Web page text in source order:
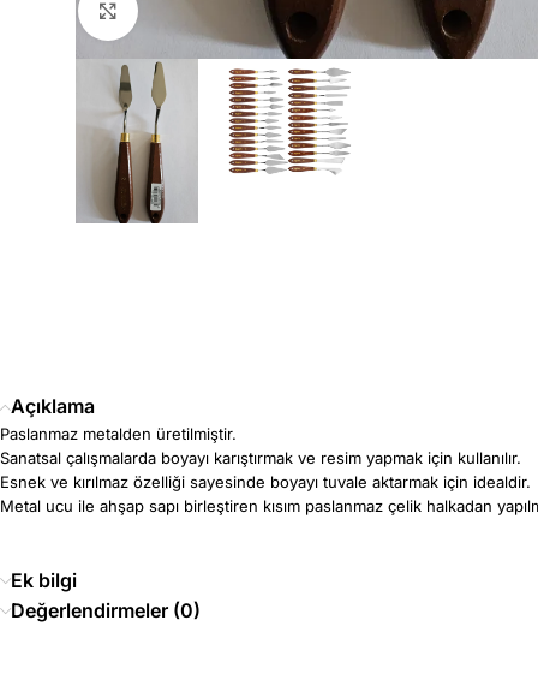
Büyütmek için tıklayın
Açıklama
Paslanmaz metalden üretilmiştir.
Sanatsal çalışmalarda boyayı karıştırmak ve resim yapmak için kullanılır.
Esnek ve kırılmaz özelliği sayesinde boyayı tuvale aktarmak için idealdir.
Metal ucu ile ahşap sapı birleştiren kısım paslanmaz çelik halkadan
Ek bilgi
Değerlendirmeler (0)